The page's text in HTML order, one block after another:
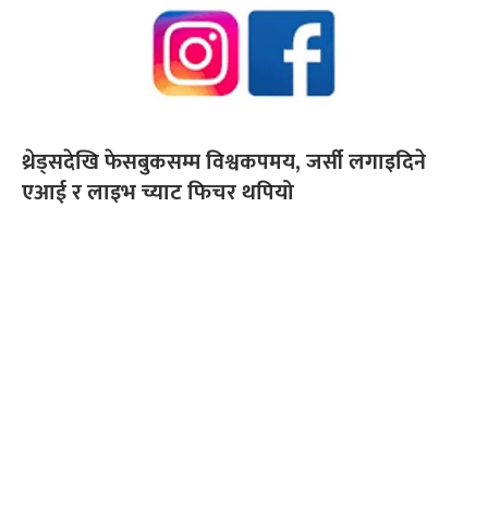
थ्रेड्सदेखि फेसबुकसम्म विश्वकपमय, जर्सी लगाइदिने
एआई र लाइभ च्याट फिचर थपियो